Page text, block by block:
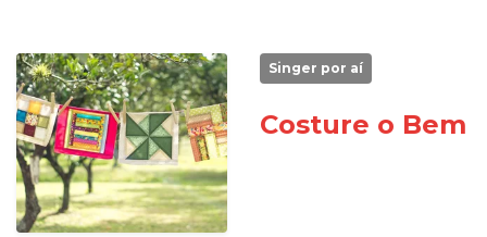
Singer por aí
Costure o Bem